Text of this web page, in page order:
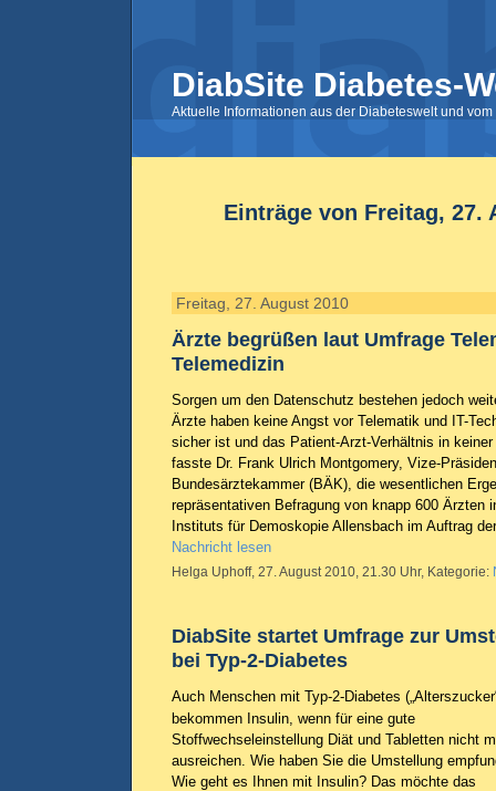
DiabSite Diabetes-
Aktuelle Informationen aus der Diabeteswelt und
Einträge von Freitag, 27.
Freitag, 27. August 2010
Ärzte begrüßen laut Umfrage
Telemedizin
Sorgen um den Datenschutz bestehen jedoch
Ärzte haben keine Angst vor Telematik und IT-
sicher ist und das Patient-Arzt-Verhältnis in
fasste Dr. Frank Ulrich Montgomery, Vize-
Bundesärztekammer (BÄK), die wesentlichen
repräsentativen Befragung von knapp 600 Ärzten
Instituts für Demoskopie Allensbach im Auftrag
Nachricht lesen
Helga Uphoff, 27. August 2010, 21.30 Uhr, Kategorie:
DiabSite startet Umfrage zur
bei Typ-2-Diabetes
Auch Menschen mit Typ-2-Diabetes
bekommen Insulin, wenn für eine gute
Stoffwechseleinstellung Diät und Tabletten nicht
ausreichen. Wie haben Sie die Umstellung
Wie geht es Ihnen mit Insulin? Das möchte das